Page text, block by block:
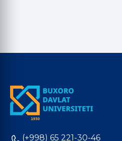
(+998) 65 221-30-46